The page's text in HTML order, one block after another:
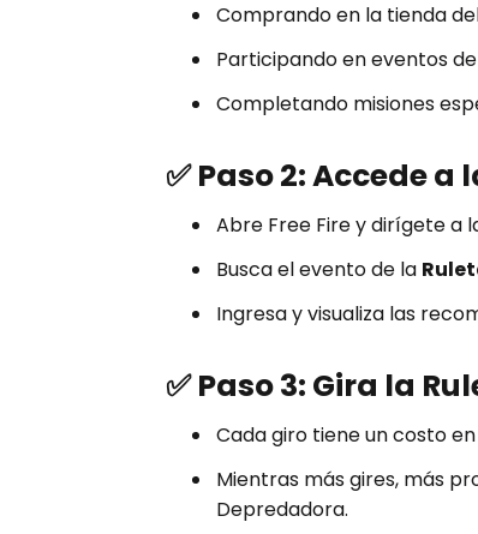
Comprando en la tienda
Participando en eventos
Completando misiones
✅ Paso 2: Accede
Abre Free Fire y dirígete a
Busca el evento de la
Ingresa y visualiza las
✅ Paso 3: Gira la
Cada giro tiene un costo
Mientras más gires, más
Depredadora.